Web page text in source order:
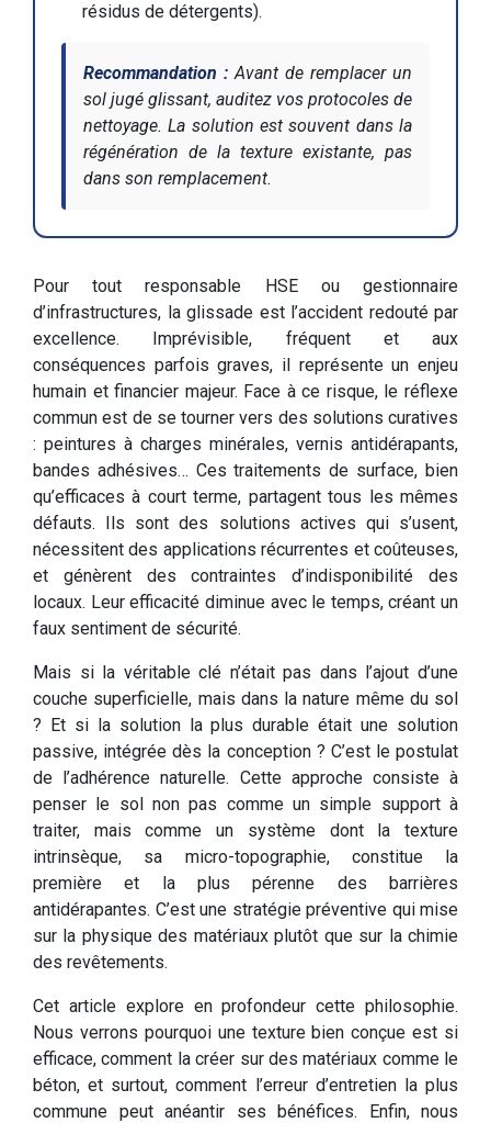
résidus de détergents).
Recommandation : Avant de remplacer un
sol jugé glissant, auditez vos protocoles de
nettoyage. La solution est souvent dans la
régénération de la texture existante, pas
dans son remplacement.
Pour tout responsable HSE ou gestionnaire
d’infrastructures, la glissade est l’accident redouté par
excellence. Imprévisible, fréquent et aux
conséquences parfois graves, il représente un enjeu
humain et financier majeur. Face à ce risque, le réflexe
commun est de se tourner vers des solutions curatives
: peintures à charges minérales, vernis antidérapants,
bandes adhésives… Ces traitements de surface, bien
qu’efficaces à court terme, partagent tous les mêmes
défauts. Ils sont des solutions actives qui s’usent,
nécessitent des applications récurrentes et coûteuses,
et génèrent des contraintes d’indisponibilité des
locaux. Leur efficacité diminue avec le temps, créant un
faux sentiment de sécurité.
Mais si la véritable clé n’était pas dans l’ajout d’une
couche superficielle, mais dans la nature même du sol
? Et si la solution la plus durable était une solution
passive, intégrée dès la conception ? C’est le postulat
de l’adhérence naturelle. Cette approche consiste à
penser le sol non pas comme un simple support à
traiter, mais comme un système dont la texture
intrinsèque, sa micro-topographie, constitue la
première et la plus pérenne des barrières
antidérapantes. C’est une stratégie préventive qui mise
sur la physique des matériaux plutôt que sur la chimie
des revêtements.
Cet article explore en profondeur cette philosophie.
Nous verrons pourquoi une texture bien conçue est si
efficace, comment la créer sur des matériaux comme le
béton, et surtout, comment l’erreur d’entretien la plus
commune peut anéantir ses bénéfices. Enfin, nous